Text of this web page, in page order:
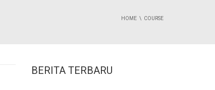
HOME COURSE
BERITA TERBARU